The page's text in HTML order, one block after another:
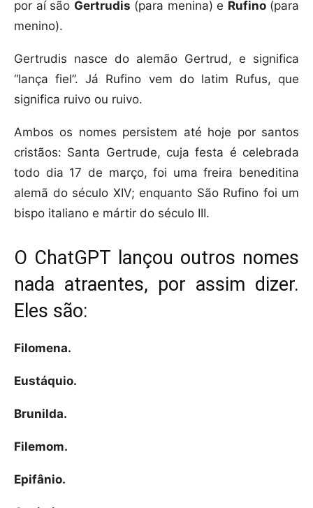
por aí são Gertrudis (para menina) e Rufino(para
menino).
Gertrudis nasce do alemão Gertrud, e significa
“lança fiel”. Já Rufino vem do latim Rufus, que
significa ruivo ou ruivo.
Ambos os nomes persistem até hoje por santos
cristãos: Santa Gertrude, cuja festa é celebrada
todo dia 17 de março, foi uma freira beneditina
alemã do século XIV; enquanto São Rufino foi um
bispo italiano e mártir do século III.
O ChatGPT lançou outros nomes
nada atraentes, por assim dizer.
Eles são:
Filomena.
Eustáquio.
Brunilda.
Filemom.
Epifânio.